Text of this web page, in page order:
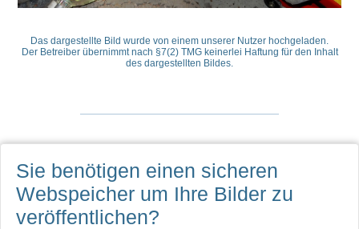
Das dargestellte Bild wurde von einem unserer Nutzer hochgeladen.
Der Betreiber übernimmt nach §7(2) TMG keinerlei Haftung für den Inhalt
des dargestellten Bildes.
Sie benötigen einen sicheren
Webspeicher um Ihre Bilder zu
veröffentlichen?